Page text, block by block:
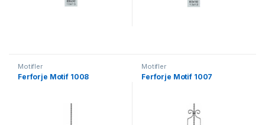
Motifler
Ferforje Motif 1008
Motifler
Ferforje Motif 1007